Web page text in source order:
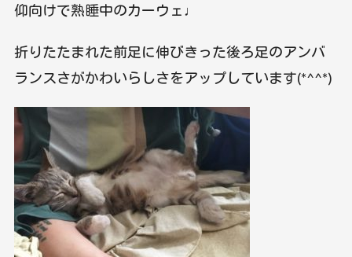
仰向けで熟睡中のカーウェ♩
折りたたまれた前足に伸びきった後ろ足のアンバ
ランスさがかわいらしさをアップしています(*^^*)